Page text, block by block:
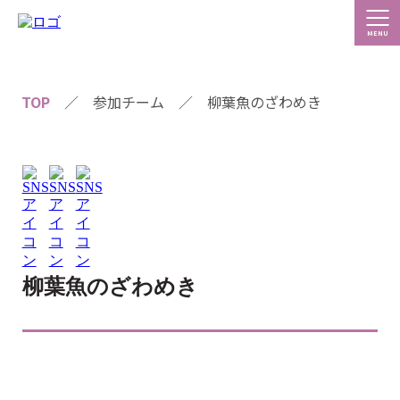
TOP ／ 参加チーム ／ 柳葉魚のざわめき
柳葉魚のざわめき